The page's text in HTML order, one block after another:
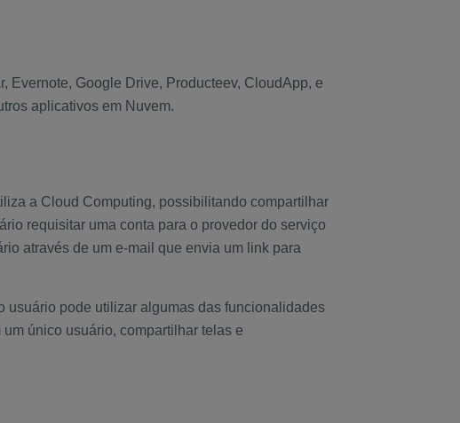
Evernote, Google Drive, Producteev, CloudApp, e
aplicativos em Nuvem.
a Cloud Computing, possibilitando compartilhar
requisitar uma conta para o provedor do serviço
através de um e-mail que envia um link para
usuário pode utilizar algumas das funcionalidades
único usuário, compartilhar telas e